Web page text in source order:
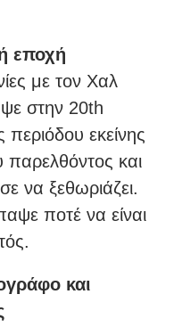
εποχή
με τον Χαλ
στην 20th
περιόδου εκείνης
παρελθόντος και
να ξεθωριάζει.
ποτέ να είναι
και